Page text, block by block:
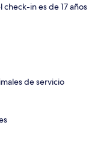
check-in es de 17 años
de servicio